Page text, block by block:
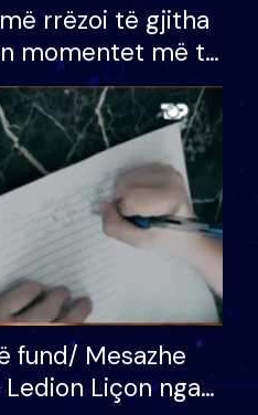
rrëzoi të gjitha
momentet më të
e BB VIP: Do më
kur…
fund/ Mesazhe
Liçon nga